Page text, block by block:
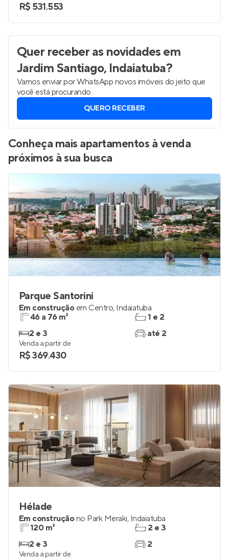
R$ 531.553
Quer receber as novidadesem
Jardim Santiago, Indaiatuba?
Vamos enviar por WhatsApp novos imóveis do jeito que
você está procurando.
QUERO RECEBER
Conheça mais apartamentos à venda
próximos à sua busca
Parque Santorini
Em construção em Centro, Indaiatuba
46 a 76 m²
2 e 3
1 e 2
até 2
Venda a partir de
R$ 369.430
Hélade
Em construçãono Park Meraki, Indaiatuba
120 m²
2 e 3
2 e 3
2
Venda a partir de